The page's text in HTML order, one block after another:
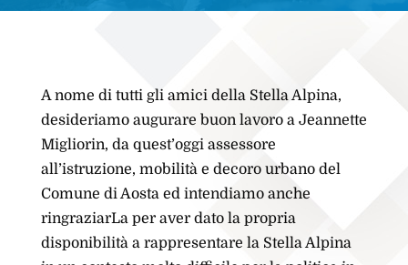
A nome di tutti gli amici della Stella Alpina,
desideriamo augurare buon lavoro a Jeannette
Migliorin, da quest’oggi assessore
all’istruzione, mobilità e decoro urbano del
Comune di Aosta ed intendiamo anche
ringraziarLa per aver dato la propria
disponibilità a rappresentare la Stella Alpina